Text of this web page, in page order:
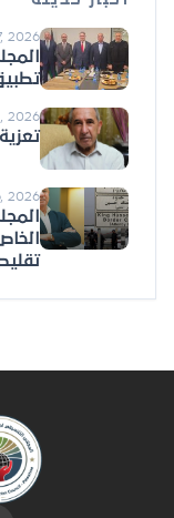
2026
2026
2026